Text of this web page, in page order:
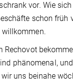
vor. Wie
schon früh
willkommen.
phänomenal,
uns beinahe